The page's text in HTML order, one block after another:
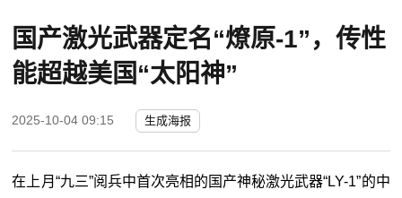
国产激光武器定名“燎原-1”，传性
能超越美国“太阳神”
2025-10-04 09:15 生成海报
在上月“九三”阅兵中首次亮相的国产神秘激光武器“LY-1”的中